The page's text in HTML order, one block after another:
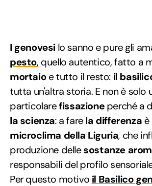
I genovesi lo sanno e pure gli
pesto, quello autentico, fatto a
mortaioe tutto il resto: il
tutta un'altra storia. E non è solo
particolarefissazioneperché a
la scienza: a farela differenza
microclima della Liguria, che
produzione dellesostanze
responsabili del profilo
Per questo motivo il Basilico